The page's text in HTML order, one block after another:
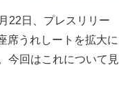
22日、プレスリリー
席うれしートを拡大に
今回はこれについて見